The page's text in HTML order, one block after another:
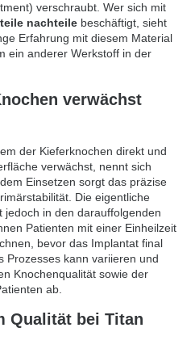
verschraubt. Wer sich mit
nachteile beschäftigt, sieht
Erfahrung mit diesem Material
ein anderer Werkstoff in der
verwächst
der Kieferknochen direkt und
verwächst, nennt sich
Einsetzen sorgt das präzise
Die eigentliche
jedoch in den darauffolgenden
Patienten mit einer Einheilzeit
bevor das Implantat final
Prozesses kann variieren und
Knochenqualität sowie der
ab.
Qualität bei Titan